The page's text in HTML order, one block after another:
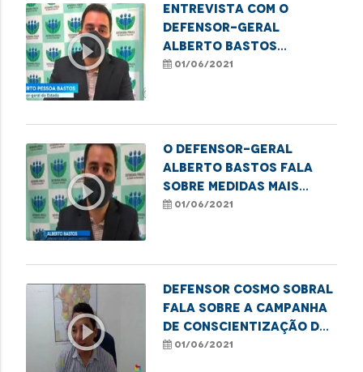
play_circle_outline
Entrevista com o
defensor-geral
Alberto Bastos
falando sobre a taxa
01/06/2021
play_circle_outline
O defensor-geral
Alberto Bastos fala
sobre medidas mais
restritivas de
01/06/2021
play_circle_outline
Defensor Cosmo Sobral
fala sobre a Campanha
de Conscientização da
Violência contra a
01/06/2021